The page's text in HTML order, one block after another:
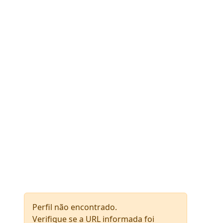
Perfil não encontrado.
Verifique se a URL informada foi